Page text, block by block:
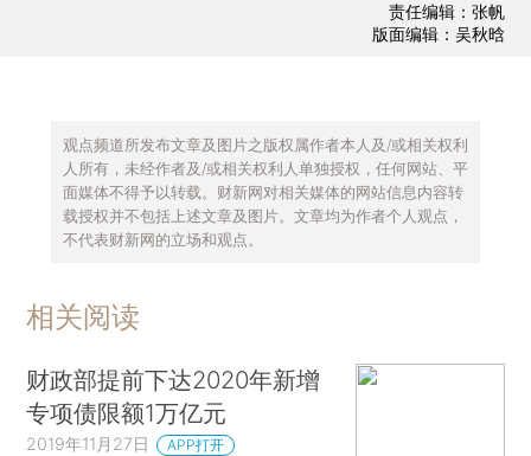
责任编辑：张帆
版面编辑：吴秋晗
观点频道所发布文章及图片之版权属作者本人及/或相关权利
人所有，未经作者及/或相关权利人单独授权，任何网站、平
面媒体不得予以转载。财新网对相关媒体的网站信息内容转
载授权并不包括上述文章及图片。文章均为作者个人观点，
不代表财新网的立场和观点。
相关阅读
财政部提前下达2020年新增
专项债限额1万亿元
2019年11月27日 APP打开